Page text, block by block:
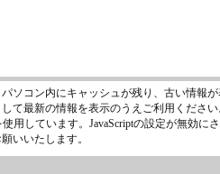
ソコン内にキャッシュが残り、古い情報
て最新の情報を表示のうえご利用くださ
用しています。JavaScriptの設定が無効
いいたします。